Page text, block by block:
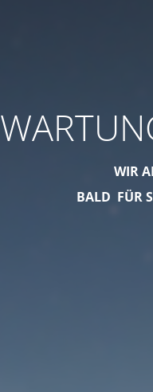
WIR
BALD FÜR